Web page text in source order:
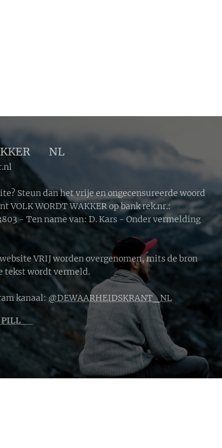
🔴 NL
Steun dan het vrije en ongecensureerde woord
VOLK WORDT WAKKER op bank rek.nr.:
- Ten name van: D. Kars - Onder vermelding
VRIJ worden overgenomen, mits de bron
tekst wordt vermeld.
kanaal: @DEWAARHEIDSKRANT_NL
🔴